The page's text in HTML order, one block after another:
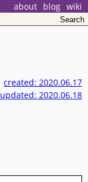
wiki
blog
about
created: 2020.06.17
updated: 2020.06.18